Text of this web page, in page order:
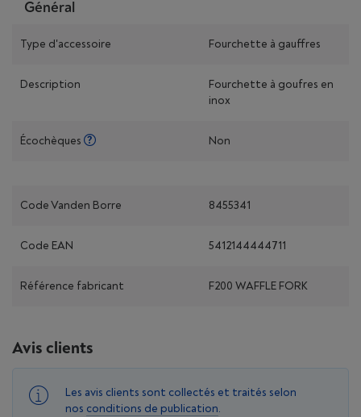
Général
Type d'accessoire Fourchette à gauffres
Description
Fourchette à goufres en
inox
Écochèques Non
Code Vanden Borre 8455341
Code EAN 5412144444711
Référence fabricant F200 WAFFLE FORK
Avis clients
Les avis clients sont collectés et traités selon
nos conditions de publication.